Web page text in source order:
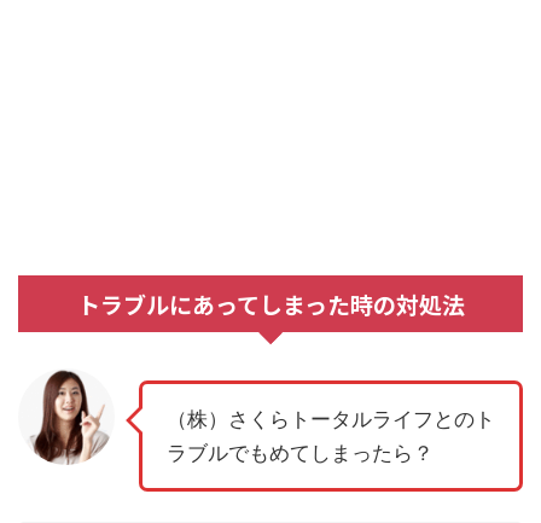
トラブルにあってしまった時の対処法
（株）さくらトータルライフとのト
ラブルでもめてしまったら？